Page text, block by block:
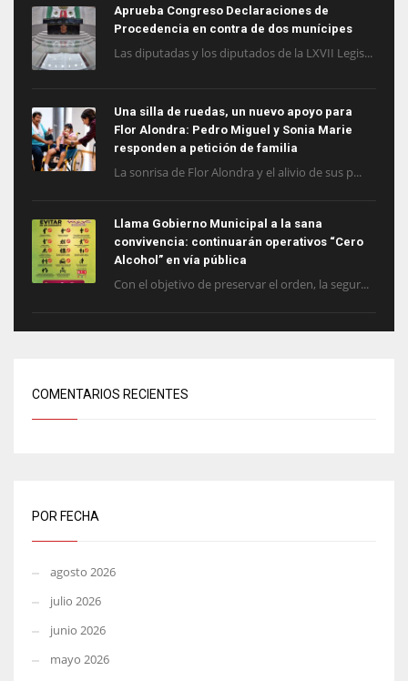
Aprueba Congreso Declaraciones de
Procedencia en contra de dos munícipes
Las diputadas y los diputados de la LXVII Legis...
Una silla de ruedas, un nuevo apoyo para
Flor Alondra: Pedro Miguel y Sonia Marie
responden a petición de familia
La sonrisa de Flor Alondra y el alivio de sus p...
Llama Gobierno Municipal a la sana
convivencia: continuarán operativos “Cero
Alcohol” en vía pública
Con el objetivo de preservar el orden, la segur...
COMENTARIOS RECIENTES
POR FECHA
agosto 2026
julio 2026
junio 2026
mayo 2026